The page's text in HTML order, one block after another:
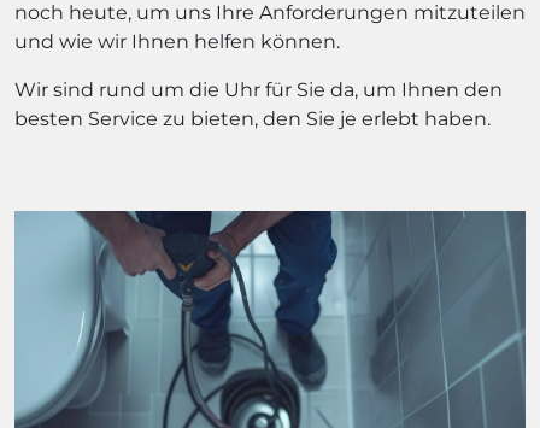
noch heute, um uns Ihre Anforderungen mitzuteilen
und wie wir Ihnen helfen können.
Wir sind rund um die Uhr für Sie da, um Ihnen den
besten Service zu bieten, den Sie je erlebt haben.